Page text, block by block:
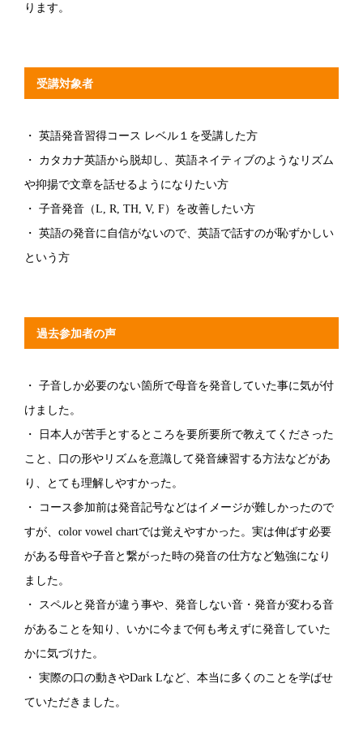
ります。
受講対象者
・ 英語発音習得コース レベル１を受講した方
・ カタカナ英語から脱却し、英語ネイティブのようなリズム
や抑揚で文章を話せるようになりたい方
・ 子音発音（L, R, TH, V, F）を改善したい方
・ 英語の発音に自信がないので、英語で話すのが恥ずかしい
という方
過去参加者の声
・ 子音しか必要のない箇所で母音を発音していた事に気が付
けました。
・ 日本人が苦手とするところを要所要所で教えてくださった
こと、口の形やリズムを意識して発音練習する方法などがあ
り、とても理解しやすかった。
・ コース参加前は発音記号などはイメージが難しかったので
すが、color vowel chartでは覚えやすかった。実は伸ばす必要
がある母音や子音と繋がった時の発音の仕方など勉強になり
ました。
・ スペルと発音が違う事や、発音しない音・発音が変わる音
があることを知り、いかに今まで何も考えずに発音していた
かに気づけた。
・ 実際の口の動きやDark Lなど、本当に多くのことを学ばせ
ていただきました。